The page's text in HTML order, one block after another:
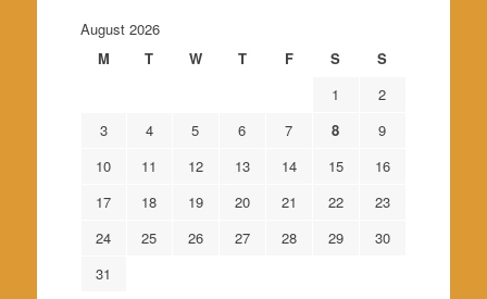
August 2026
M
T W T F S
S
1
2
3
4 5 6 7 8
9
10
11 12 13 14 15
16
17
18 19 20 21 22
23
24
25 26 27 28 29
30
31